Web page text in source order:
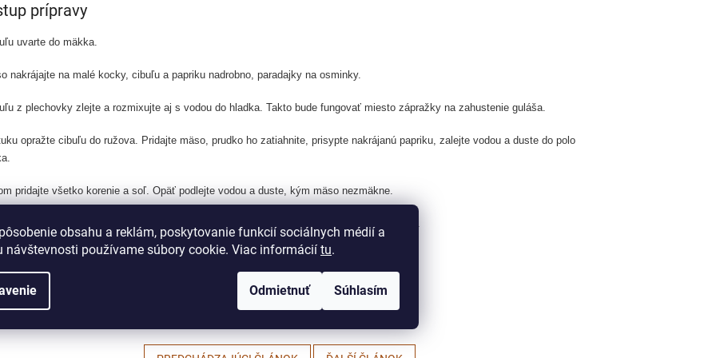
obsahu a reklám, poskytovanie funkcií sociálnych médií a
návštevnosti používame súbory cookie. Viac informácií tu.
Odmietnuť Súhlasím
prípravy
uvarte do mäkka.
nakrájajte na malé kocky, cibuľu a papriku nadrobno, paradajky na osminky.
z plechovky zlejte a rozmixujte aj s vodou do hladka. Takto bude fungovať miesto zápražky na zahustenie guláša.
opražte cibuľu do ružova. Pridajte mäso, prudko ho zatiahnite, prisypte nakrájanú papriku, zalejte vodou a duste do polo
pridajte všetko korenie a soľ. Opäť podlejte vodou a duste, kým mäso nezmäkne.
so širokou cestovinou alebo haluškami či chlebíkom.
chuť.